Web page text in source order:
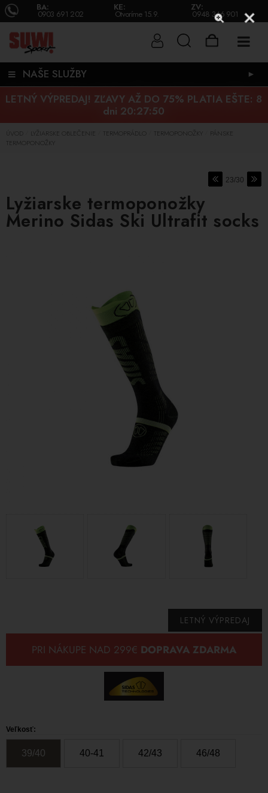
BA:
0903 691 202
KE:
Otvoríme 15.9.
ZV:
0948 346 901
NAŠE SLUŽBY ►
LETNÝ VÝPREDAJ! ZĽAVY AŽ DO 75% PLATIA EŠTE: 8
dni 20:27:50
ÚVOD LYŽIARSKE OBLEČENIE TERMOPRÁDLO TERMOPONOŽKY
PÁNSKE
TERMOPONOŽKY
23/30
Lyžiarske termoponožky
Merino Sidas Ski Ultrafit socks
LETNÝ VÝPREDAJ
Veľkosť:
39/40 40-41 42/43 46/48